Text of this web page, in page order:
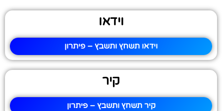
וידאו
וידאו תשחץ ותשבץ – פיתרון
קיר
קיר תשחץ ותשבץ – פיתרון